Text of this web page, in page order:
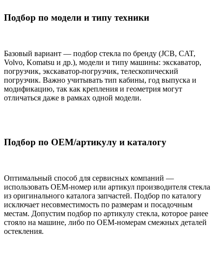
Подбор по модели и типу техники
Базовый вариант — подбор стекла по бренду (JCB, CAT,
Volvo, Komatsu и др.), модели и типу машины: экскаватор,
погрузчик, экскаватор-погрузчик, телескопический
погрузчик. Важно учитывать тип кабины, год выпуска и
модификацию, так как крепления и геометрия могут
отличаться даже в рамках одной модели.
Подбор по OEM/артикулу и каталогу
Оптимальный способ для сервисных компаний —
использовать OEM-номер или артикул производителя стекла
из оригинального каталога запчастей. Подбор по каталогу
исключает несовместимость по размерам и посадочным
местам. Допустим подбор по артикулу стекла, которое ранее
стояло на машине, либо по OEM-номерам смежных деталей
остекления.